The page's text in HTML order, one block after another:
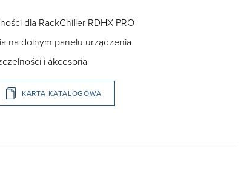
dla RackChiller RDHX PRO
na dolnym panelu urządzenia
i akcesoria
KARTA KATALOGOWA